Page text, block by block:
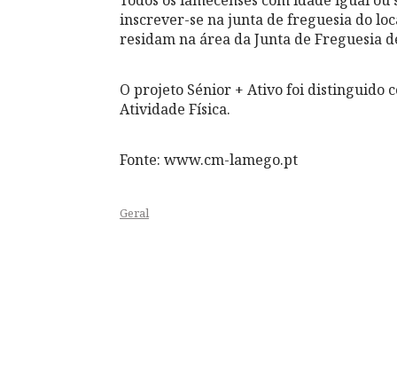
inscrever-se na junta de freguesia do
residam na área da Junta de Freguesia
O projeto Sénior + Ativo foi distinguido
Atividade Física.
Fonte: www.cm-lamego.pt
Geral